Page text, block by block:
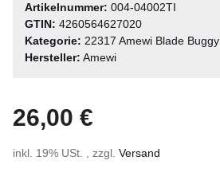
Artikelnummer: 004-04002TI
GTIN: 4260564627020
Kategorie: 22317 Amewi Blade Buggy
Hersteller: Amewi
26,00 €
inkl. 19% USt. , zzgl. Versand